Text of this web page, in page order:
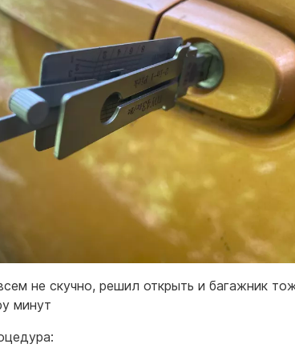
не скучно, решил открыть и багажник
минут